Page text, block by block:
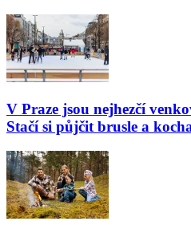
V Praze jsou nejhezčí
Stačí si půjčit brusle a